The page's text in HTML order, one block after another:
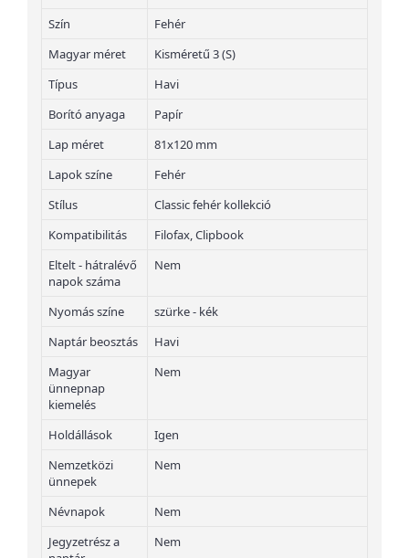
Szín
Fehér
Magyar méret
Kisméretű 3 (S)
Típus
Havi
Borító anyaga
Papír
Lap méret
81x120 mm
Lapok színe
Fehér
Stílus
Classic fehér kollekció
Kompatibilitás
Filofax, Clipbook
Eltelt - hátralévő
napok száma
Nem
Nyomás színe
szürke - kék
Naptár beosztás
Havi
Magyar
ünnepnap
kiemelés
Nem
Holdállások
Igen
Nemzetközi
ünnepek
Nem
Névnapok
Nem
Jegyzetrész a
Nem